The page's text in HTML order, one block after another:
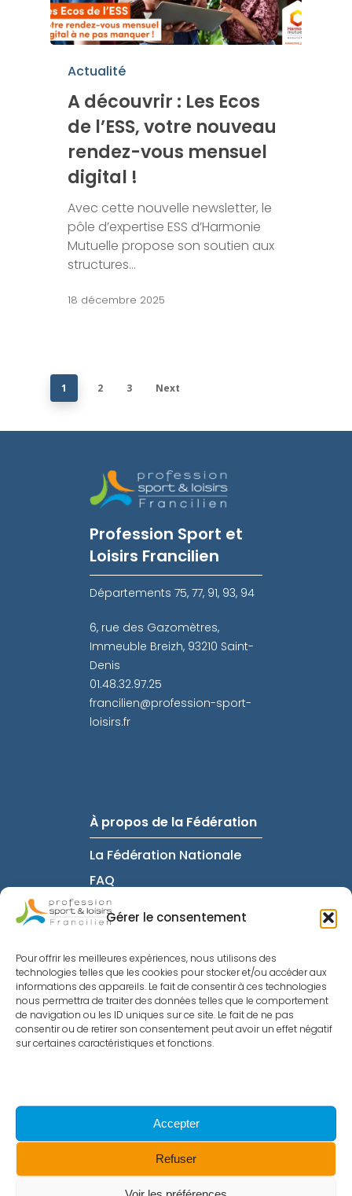
Gérer le consentement
Pour offrir les meilleures expériences, nous utilisons des
technologies telles que les cookies pour stocker et/ou accéder aux
informations des appareils. Le fait de consentir à ces technologies
nous permettra de traiter des données telles que le comportement
de navigation ou les ID uniques sur ce site. Le fait de ne pas
consentir ou de retirer son consentement peut avoir un effet négatif
sur certaines caractéristiques et fonctions.
Accepter
Refuser
Actualité
A découvrir : Les Ecos
de l’ESS, votre nouveau
rendez-vous mensuel
digital !
Avec cette nouvelle newsletter, le
pôle d’expertise ESS d’Harmonie
Mutuelle propose son soutien aux
structures…
18 décembre 2025
1 2 3 Next
Profession Sport et
Loisirs Francilien
Départements 75, 77, 91, 93, 94
6, rue des Gazomètres,
Immeuble Breizh, 93210 Saint-
Denis
01.48.32.97.25
francilien@profession-sport-
loisirs.fr
À propos de la Fédération
La Fédération Nationale
FAQ
Intranet
Informations utiles
Mentions Légales
Politique de confidentialité
Nous contacter
© 2023 - Site réalisé par Exupery